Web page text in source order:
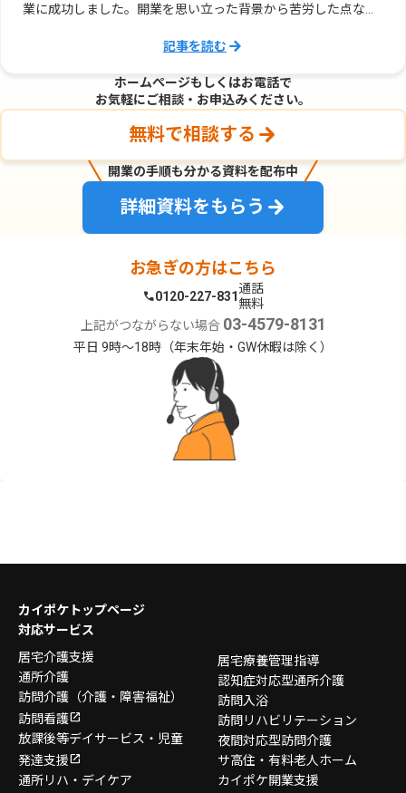
業に成功しました。開業を思い立った背景から苦労した点な
記事を読む
ホームぺージもしくはお電話で
お気軽にご相談・お申込みください。
無料で相談する
開業の手順も分かる資料を配布中
詳細資料をもらう
お急ぎの方はこちら
0120-227-831
通話
無料
上記がつながらない場合 03-4579-8131
平日 9時〜18時（年末年始・GW休暇は除く）
カイポケトップページ
対応サービス
居宅介護支援
通所介護
訪問介護 （介護・障害福祉）
訪問看護
放課後等デイサービス・ 児童
発達支援
通所リハ・デイケア
居宅療養管理指導
認知症対応型通所介護
訪問入浴
訪問リハビリテーション
夜間対応型訪問介護
サ高住・有料老人ホーム
カイポケ開業支援